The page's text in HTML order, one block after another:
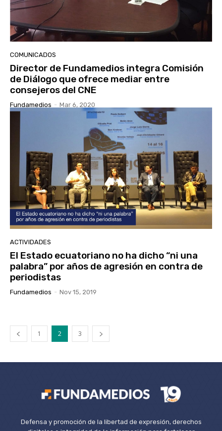
COMUNICADOS
Director de Fundamedios integra Comisión
de Diálogo que ofrece mediar entre
consejeros del CNE
Fundamedios - Mar 6, 2020
ACTIVIDADES
El Estado ecuatoriano no ha dicho “ni una
palabra” por años de agresión en contra de
periodistas
Fundamedios - Nov 15, 2019
1 2 3
Defensa y promoción de la libertad de expresión, derechos